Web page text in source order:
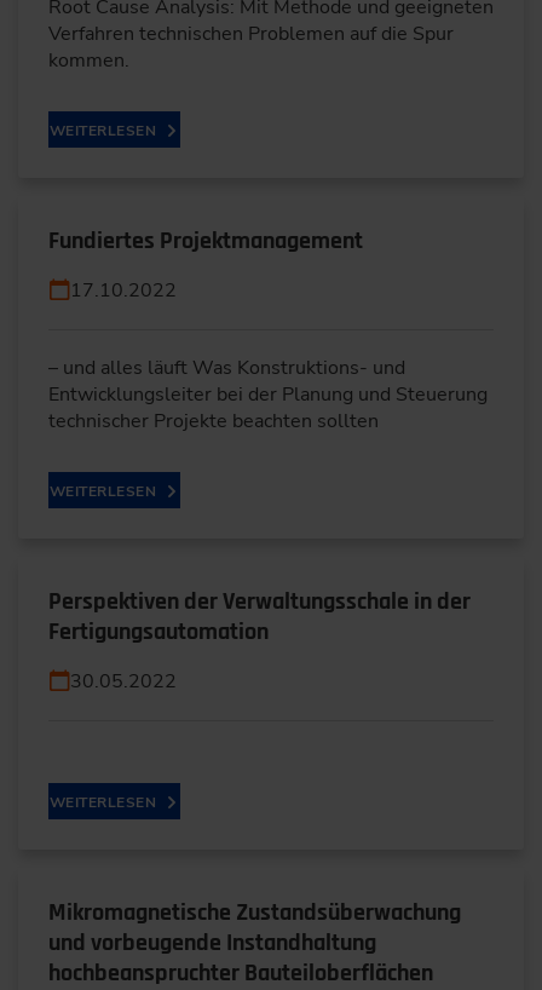
Root Cause Analysis: Mit Methode und geeigneten
Verfahren technischen Problemen auf die Spur
kommen.
WEITERLESEN
Fundiertes Projektmanagement
17.10.2022
– und alles läuft Was Konstruktions- und
Entwicklungsleiter bei der Planung und Steuerung
technischer Projekte beachten sollten
WEITERLESEN
Perspektiven der Verwaltungsschale in der
Fertigungsautomation
30.05.2022
WEITERLESEN
Mikromagnetische Zustandsüberwachung
und vorbeugende Instandhaltung
hochbeanspruchter Bauteiloberflächen